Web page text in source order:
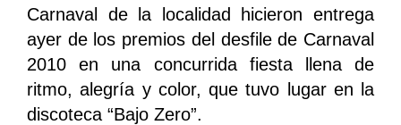
Carnaval de la localidad hicieron entrega
ayer de los premios del desfile de Carnaval
2010 en una concurrida fiesta llena de
ritmo, alegría y color, que tuvo lugar en la
discoteca “Bajo Zero”.